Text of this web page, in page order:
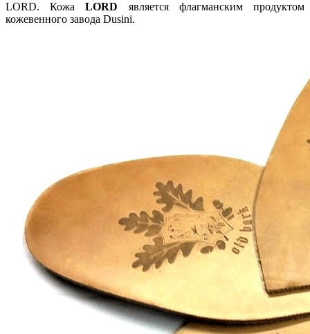
LORD. КожаLORD является флагманским продуктом
кожевенного завода Dusini.